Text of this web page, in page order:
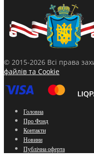
© 2015-2026 Всі права
файлів та Cookie
Головна
Про Фонд
Контакти
Новини
Публічна оферта